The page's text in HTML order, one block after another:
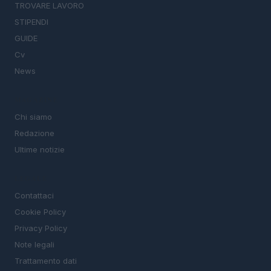
TROVARE LAVORO
STIPENDI
GUIDE
Cv
News
Chi siamo
Redazione
Ultime notizie
Contattaci
Cookie Policy
Privacy Policy
Note legali
Trattamento dati